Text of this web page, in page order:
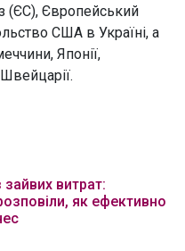
(ЄС), Європейський
США в Україні, а
Японії,
витрат:
як ефективно